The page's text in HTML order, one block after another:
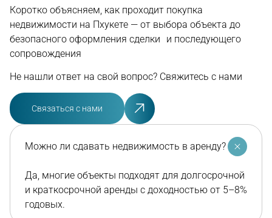
Коротко объясняем, как проходит покупка
недвижимости на Пхукете — от выбора объекта до
безопасного оформления сделки и последующего
сопровождения
Не нашли ответ на свой вопрос? Свяжитесь с нами
Связаться с нами
Можно ли сдавать недвижимость в аренду?
Да, многие объекты подходят для долгосрочной
и краткосрочной аренды с доходностью от 5–8%
годовых.